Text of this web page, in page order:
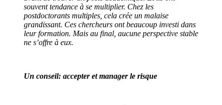
souvent tendance à se multiplier. Chez les
postdoctorants multiples, cela crée un malaise
grandissant. Ces chercheurs ont beaucoup investi dans
leur formation. Mais au final, aucune perspective stable
ne s’offre à eux.
Un conseil: accepter et manager le risque